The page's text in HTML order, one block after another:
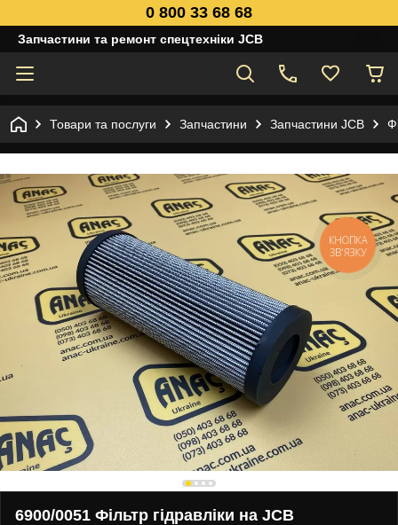
0 800 33 68 68
Запчастини та ремонт спецтехніки JCB
Товари та послуги Запчастини Запчастини JCB
6900/0051 Фільтр гідравліки на JCB
КНОПКА
ЗВ'ЯЗКУ